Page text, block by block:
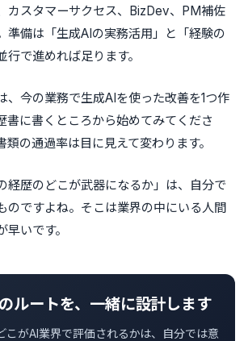
スタマーサクセス、BizDev、PM補佐
備は「生成AIの実務活用」と「経験の
で進めれば足ります。
、今の業務で生成AIを使った改善を1つ作
書に書くところから始めてみてくださ
類の通過率は目に見えて変わります。
経歴のどこが武器になるか」は、自分で
のですよね。そこは業界の中にいる人間
いです。
ルートを、一緒に設計します
こがAI業界で評価されるかは、自分では意